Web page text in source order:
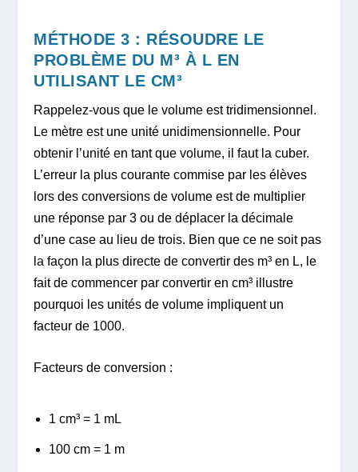
MÉTHODE 3 : RÉSOUDRE LE
PROBLÈME DU M³ À L EN
UTILISANT LE CM³
Rappelez-vous que le volume est tridimensionnel.
Le mètre est une unité unidimensionnelle. Pour
obtenir l’unité en tant que volume, il faut la cuber.
L’erreur la plus courante commise par les élèves
lors des conversions de volume est de multiplier
une réponse par 3 ou de déplacer la décimale
d’une case au lieu de trois. Bien que ce ne soit pas
la façon la plus directe de convertir des m³ en L, le
fait de commencer par convertir en cm³ illustre
pourquoi les unités de volume impliquent un
facteur de 1000.
Facteurs de conversion :
1 cm³ = 1 mL
100 cm = 1 m